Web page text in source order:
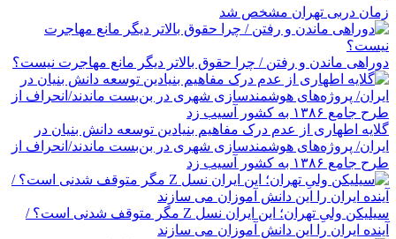
زمان دربی تهران مشخص شد
دوراهی ماندن و رفتن / چرا حقوق بالاتر دیگر مانع مهاجرت نیست؟
گلایه اطهاری از عدم درک مفاهیم بنیادین توسعه دانش بنیان در
ایران/ پروژه‌های هوشمندسازی شهری در بن‌بست ماندند/انحراف از
طرح جامع ۱۳۸۶ به کشور آسیب زد
سیلیکن ولیِ تهران؛ این ایران نسل Z مگر متوقف شدنی است؟ /
آینده ایران را این دانش آموزان می سازند